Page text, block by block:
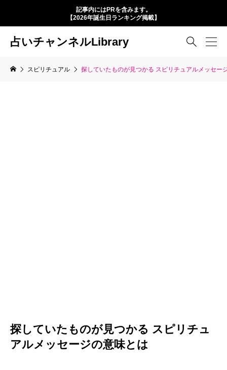
記事内にはPRを含みます。
【2026年誕生日ランキング掲載】
占いチャンネルLibrary 
スピリチュアル 探していたものが見つかる スピリチュアルメッセー
探していたものが見つかる スピリチュ
アルメッセージの意味とは